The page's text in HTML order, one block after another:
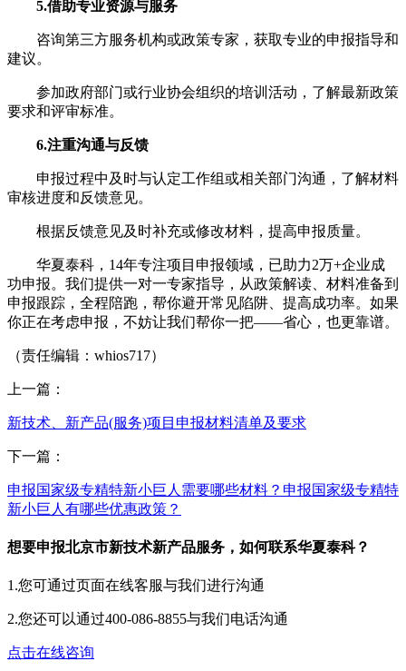
5.借助专业资源与服务
咨询第三方服务机构或政策专家，获取专业的申报指导和
建议。
参加政府部门或行业协会组织的培训活动，了解最新政策
要求和评审标准。
6.注重沟通与反馈
申报过程中及时与认定工作组或相关部门沟通，了解材料
审核进度和反馈意见。
根据反馈意见及时补充或修改材料，提高申报质量。
华夏泰科，14年专注项目申报领域，已助力2万+企业成
功申报。我们提供一对一专家指导，从政策解读、材料准备到
申报跟踪，全程陪跑，帮你避开常见陷阱、提高成功率。如果
你正在考虑申报，不妨让我们帮你一把——省心，也更靠谱。
（责任编辑：whios717）
上一篇：
新技术、新产品(服务)项目申报材料清单及要求
下一篇：
申报国家级专精特新小巨人需要哪些材料？申报国家级专精特
新小巨人有哪些优惠政策？
想要申报北京市新技术新产品服务，如何联系华夏泰科？
1.您可通过页面在线客服与我们进行沟通
2.您还可以通过400-086-8855与我们电话沟通
点击在线咨询